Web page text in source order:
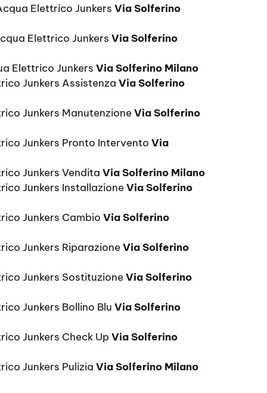
Elettrico Junkers Via Solferino
Elettrico Junkers Via Solferino
Elettrico Junkers Via Solferino Milano
Junkers Assistenza Via Solferino
Junkers ManutenzioneVia Solferino
Junkers Pronto Intervento Via
Junkers Vendita Via Solferino Milano
Junkers InstallazioneVia Solferino
Junkers Cambio Via Solferino
Junkers RiparazioneVia Solferino
Junkers SostituzioneVia Solferino
Junkers Bollino Blu Via Solferino
Junkers Check Up Via Solferino
Junkers Pulizia Via Solferino Milano